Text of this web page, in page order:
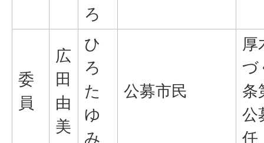
ろ
委
員
広
田
由
美
ひ
ろ
た
ゆ
み
公募市民
厚
づ
条
公
任